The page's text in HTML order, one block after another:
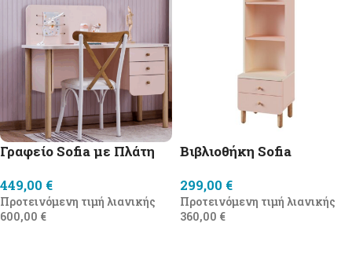
Γραφείο Sofia με Πλάτη
449,00 €
Προτεινόμενη τιμή λιανικής
600,00 €
Βιβλιοθήκη Sofia
299,00 €
Προτεινόμενη τιμή λιανικής
360,00 €